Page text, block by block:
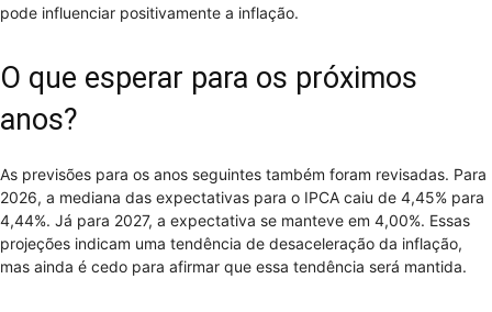
pode influenciar positivamente a inflação.
O que esperar para os próximos
anos?
As previsões para os anos seguintes também foram revisadas. Para
2026, a mediana das expectativas para o IPCA caiu de 4,45% para
4,44%. Já para 2027, a expectativa se manteve em 4,00%. Essas
projeções indicam uma tendência de desaceleração da inflação,
mas ainda é cedo para afirmar que essa tendência será mantida.